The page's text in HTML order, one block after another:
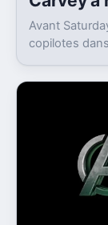
Avant
copilotes